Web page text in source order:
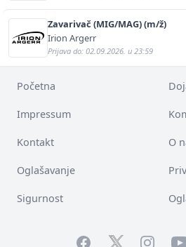
Zavarivač (MIG/MAG) (m/ž)
Irion Argerr
Prijava do: 02.09.2026. u 23:59
Početna
Impressum
Kontakt O
Oglašavanje
Sigurnost
FacebookTwitter